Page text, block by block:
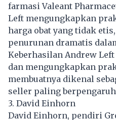
farmasi Valeant
Left mengungkapkan
harga obat yang tidak
penurunan dramatis
Keberhasilan Andrew
dan mengungkapkan
membuatnya dikenal
seller paling
3. David Einhorn
David Einhorn, pendiri